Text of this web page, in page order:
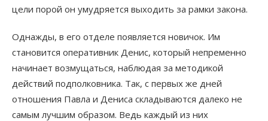
цели порой он умудряется выходить за рамки закона.
Однажды, в его отделе появляется новичок. Им
становится оперативник Денис, который непременно
начинает возмущаться, наблюдая за методикой
действий подполковника. Так, с первых же дней
отношения Павла и Дениса складываются далеко не
самым лучшим образом. Ведь каждый из них